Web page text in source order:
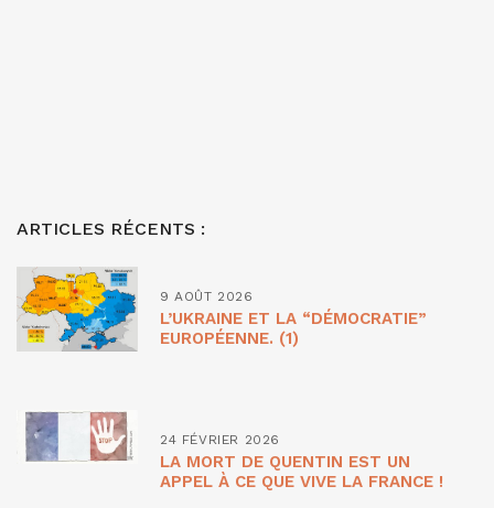
ARTICLES RÉCENTS :
9 AOÛT 2026
L’UKRAINE ET LA “DÉMOCRATIE”
EUROPÉENNE. (1)
24 FÉVRIER 2026
LA MORT DE QUENTIN EST UN
APPEL À CE QUE VIVE LA FRANCE !